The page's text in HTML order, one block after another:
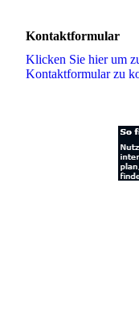
Kontaktformular
Klicken Sie hier um
Kon­takt­for­mu­lar zu